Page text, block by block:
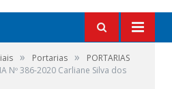
» Portarias »
PORTARIAS
Nº 386-2020 Carliane Silva dos